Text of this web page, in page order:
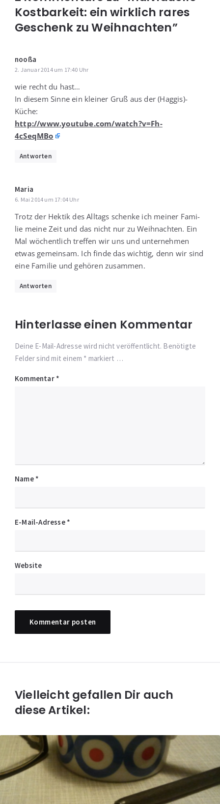
Kostbarkeit: ein wirklich rares
Geschenk zu Weihnachten”
nooßa
2. Januar 2014 um 17:40 Uhr
wie recht du hast…
In die­sem Sin­ne ein klei­ner Gruß aus der (Haggis)-
Küche:
http://www.youtube.com/watch?v=Fh-
4cSeqMBo
Antworten
Maria
6. Mai 2014 um 17:04 Uhr
Trotz der Hek­tik des All­tags schen­ke ich mei­ner Fami­
lie mei­ne Zeit und das nicht nur zu Weih­nach­ten. Ein
Mal wöchent­lich tref­fen wir uns und unter­neh­men
etwas gemein­sam. Ich fin­de das wich­tig, denn wir sind
eine Fami­lie und gehö­ren zusammen.
Antworten
Hinterlasse einen Kommentar
Deine E-Mail-Adresse wird nicht veröffentlicht. Benötigte
Felder sind mit einem * markiert …
Kommentar *
Name *
E-Mail-Adresse *
Website
Vielleicht gefallen Dir auch
diese Artikel: